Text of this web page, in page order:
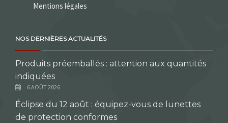
Mentions légales
NOS DERNIÈRES ACTUALITÉS
Produits préemballés : attention aux quantités
indiquées
6 AOÛT 2026
Éclipse du 12 août : équipez-vous de lunettes
de protection conformes